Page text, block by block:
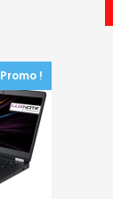
Promo !